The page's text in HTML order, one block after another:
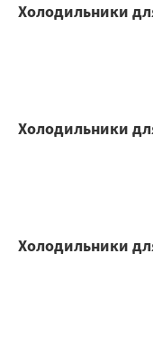
Холодильники
Холодильники
Холодильники